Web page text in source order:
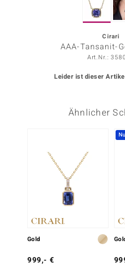
Cirari
AAA-Tansanit-
Art.Nr.:
Leider ist dieser
Ähnlicher
Gold
999,- €